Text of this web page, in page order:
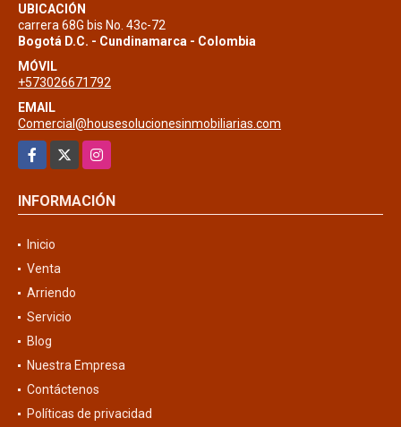
UBICACIÓN
carrera 68G bis No. 43c-72
Bogotá D.C. - Cundinamarca - Colombia
MÓVIL
+573026671792
EMAIL
Comercial@housesolucionesinmobiliarias.com
Facebook
Instagram
INFORMACIÓN
Inicio
Venta
Arriendo
Servicio
Blog
Nuestra Empresa
Contáctenos
Políticas de privacidad